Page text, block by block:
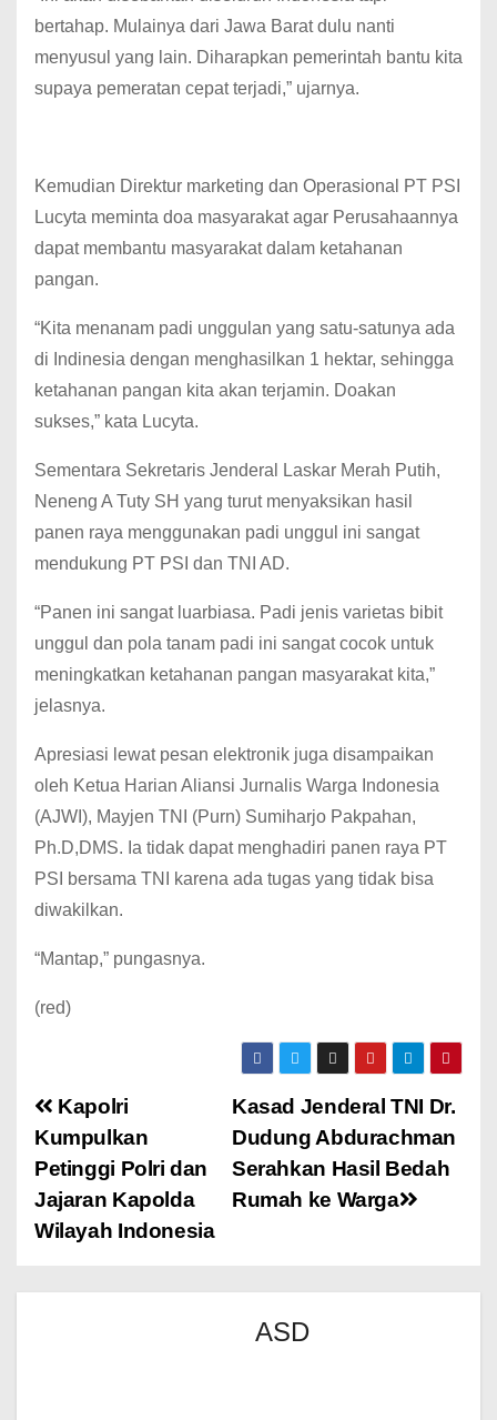
bertahap. Mulainya dari Jawa Barat dulu nanti
menyusul yang lain. Diharapkan pemerintah bantu kita
supaya pemeratan cepat terjadi,” ujarnya.
Kemudian Direktur marketing dan Operasional PT PSI
Lucyta meminta doa masyarakat agar Perusahaannya
dapat membantu masyarakat dalam ketahanan
pangan.
“Kita menanam padi unggulan yang satu-satunya ada
di Indinesia dengan menghasilkan 1 hektar, sehingga
ketahanan pangan kita akan terjamin. Doakan
sukses,” kata Lucyta.
Sementara Sekretaris Jenderal Laskar Merah Putih,
Neneng A Tuty SH yang turut menyaksikan hasil
panen raya menggunakan padi unggul ini sangat
mendukung PT PSI dan TNI AD.
“Panen ini sangat luarbiasa. Padi jenis varietas bibit
unggul dan pola tanam padi ini sangat cocok untuk
meningkatkan ketahanan pangan masyarakat kita,”
jelasnya.
Apresiasi lewat pesan elektronik juga disampaikan
oleh Ketua Harian Aliansi Jurnalis Warga Indonesia
(AJWI), Mayjen TNI (Purn) Sumiharjo Pakpahan,
Ph.D,DMS. Ia tidak dapat menghadiri panen raya PT
PSI bersama TNI karena ada tugas yang tidak bisa
diwakilkan.
“Mantap,” pungasnya.
(red)
Kasad Jenderal TNI Dr.
Dudung Abdurachman
Serahkan Hasil Bedah
Rumah ke Warga
Kapolri
Kumpulkan
Petinggi Polri dan
Jajaran Kapolda
Wilayah Indonesia
ASD